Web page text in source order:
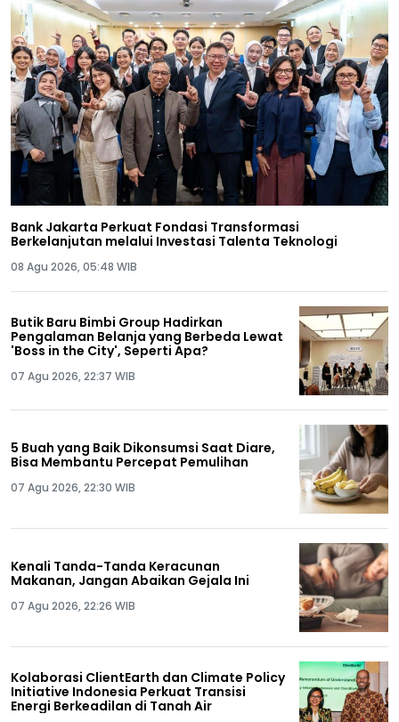
Bank Jakarta Perkuat Fondasi Transformasi
Berkelanjutan melalui Investasi Talenta Teknologi
08 Agu 2026, 05:48 WIB
Butik Baru Bimbi Group Hadirkan
Pengalaman Belanja yang Berbeda Lewat
'Boss in the City', Seperti Apa?
07 Agu 2026, 22:37 WIB
5 Buah yang Baik Dikonsumsi Saat Diare,
Bisa Membantu Percepat Pemulihan
07 Agu 2026, 22:30 WIB
Kenali Tanda-Tanda Keracunan
Makanan, Jangan Abaikan Gejala Ini
07 Agu 2026, 22:26 WIB
Kolaborasi ClientEarth dan Climate Policy
Initiative Indonesia Perkuat Transisi
Energi Berkeadilan di Tanah Air